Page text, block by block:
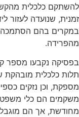
להשתקם כלכלית
זמנית, שנועדה לעזור
במקרים בהם הסתמכה
מהפרידה.
בפסיקה נקבעו מספר
תלות כלכלית מובהקת
מספקת, וכן נזקים
משקמים הם כלי
מחודשת, אך הם